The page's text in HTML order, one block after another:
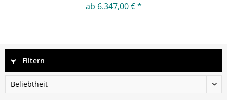
ab 6.347,00 € *
Filtern